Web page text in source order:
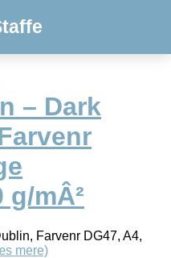
– Dark
mÂ²
Farvenr DG47, A4,
mere)